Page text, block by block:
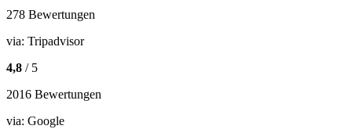
278 Bewertungen
via: Tripadvisor
4,8 / 5
2016 Bewertungen
via: Google